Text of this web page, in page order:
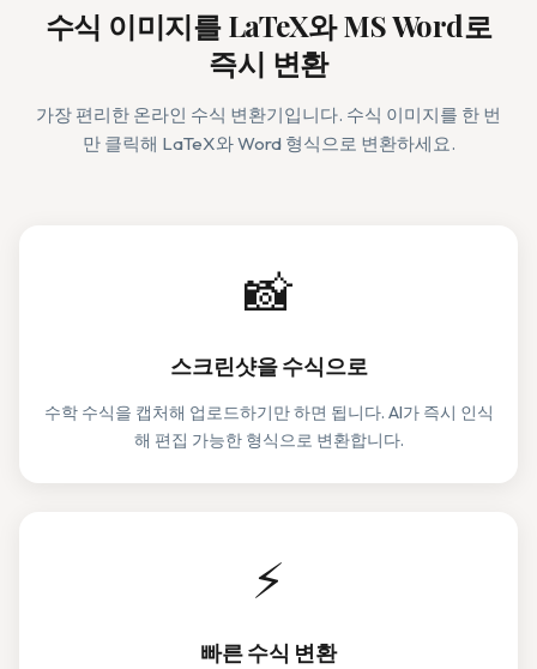
수식 이미지를 LaTeX와 MS Word로
즉시 변환
가장 편리한 온라인 수식 변환기입니다. 수식 이미지를 한 번
만 클릭해 LaTeX와 Word 형식으로 변환하세요.
📸
스크린샷을 수식으로
수학 수식을 캡처해 업로드하기만 하면 됩니다. AI가 즉시 인식
해 편집 가능한 형식으로 변환합니다.
⚡
빠른 수식 변환